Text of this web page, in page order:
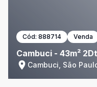
Cód: 888714 Venda
Cambuci - 43m²
Cambuci, São